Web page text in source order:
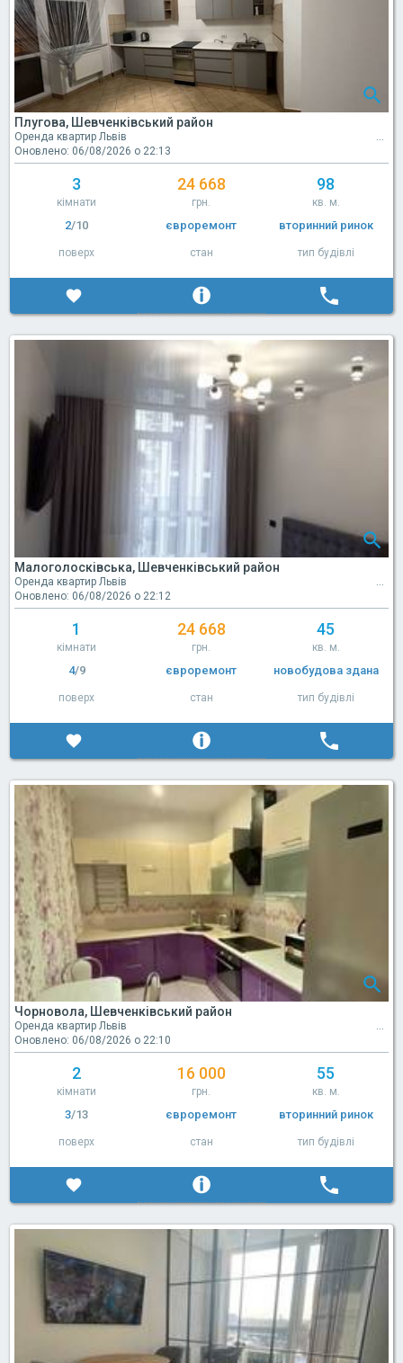
Плугова, Шевченківський район
Оренда квартир Львів
Оновлено: 06/08/2026 о 22:13
3
кімнати
24 668
грн.
98
кв. м.
2/10
поверх
євроремонт
стан
вторинний ринок
тип будівлі
Малоголосківська, Шевченківський район
Оренда квартир Львів
Оновлено: 06/08/2026 о 22:12
1
кімнати
24 668
грн.
45
кв. м.
4/9
поверх
євроремонт
стан
новобудова здана
тип будівлі
Чорновола, Шевченківський район
Оренда квартир Львів
Оновлено: 06/08/2026 о 22:10
2
кімнати
16 000
грн.
55
кв. м.
3/13
поверх
євроремонт
стан
вторинний ринок
тип будівлі